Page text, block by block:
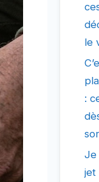
le
:
Je
jet